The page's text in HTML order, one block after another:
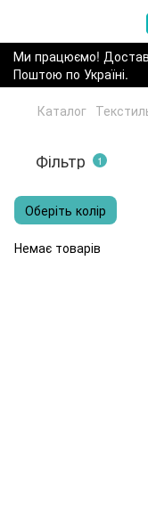
Ми працюємо!
Поштою по Україні.
Каталог
Фільтр 1
Оберіть колір
Немає товарів